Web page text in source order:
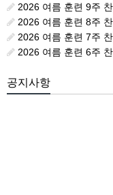
2026 여름 훈련 9주
2026 여름 훈련 8주 찬송 -
2026 여름 훈련 7주
2026 여름 훈련 6주
공지사항